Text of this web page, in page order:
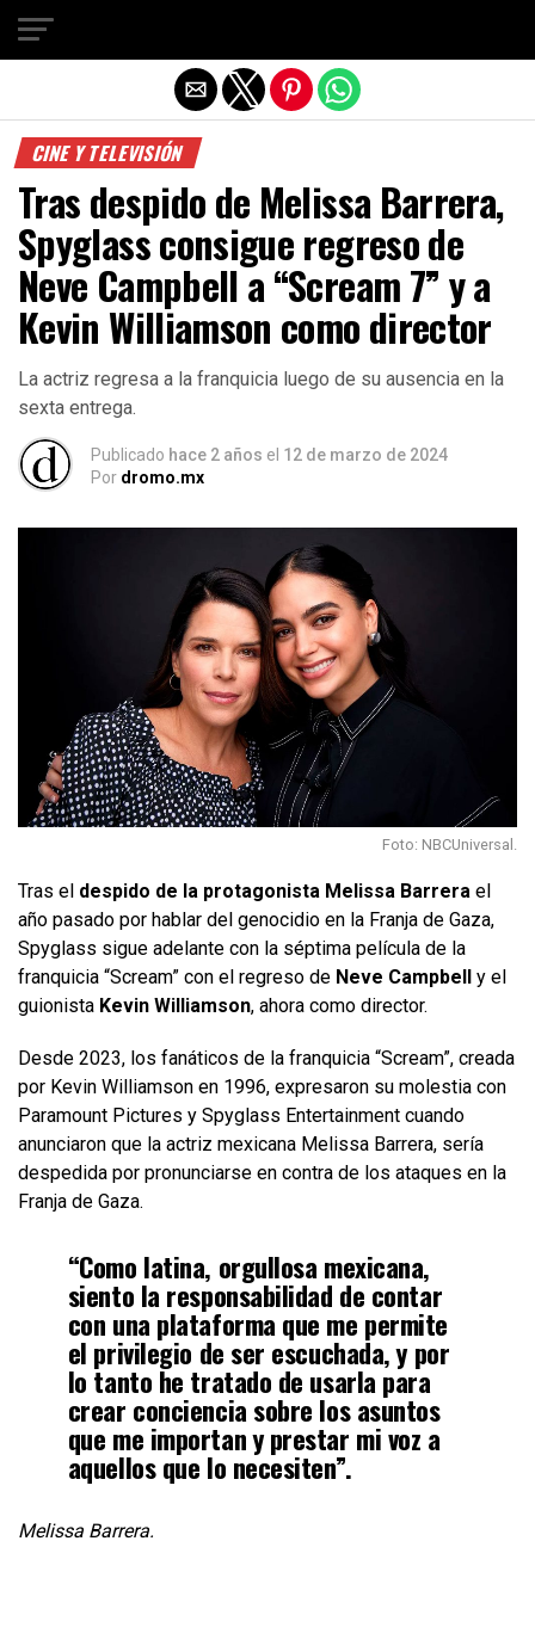
CINE Y TELEVISIÓN
Tras despido de Melissa Barrera,
Spyglass consigue regreso de
Neve Campbell a “Scream 7” y a
Kevin Williamson como director
La actriz regresa a la franquicia luego de su ausencia en la
sexta entrega.
Publicado hace 2 años el 12 de marzo de 2024
Por dromo.mx
Foto: NBCUniversal.
Tras el despido de la protagonista Melissa Barrera el
año pasado por hablar del genocidio en la Franja de Gaza,
Spyglass sigue adelante con la séptima película de la
franquicia “Scream” con el regreso de Neve Campbell y el
guionista Kevin Williamson, ahora como director.
Desde 2023, los fanáticos de la franquicia “Scream”, creada
por Kevin Williamson en 1996, expresaron su molestia con
Paramount Pictures y Spyglass Entertainment cuando
anunciaron que la actriz mexicana Melissa Barrera, sería
despedida por pronunciarse en contra de los ataques en la
Franja de Gaza.
“Como latina, orgullosa mexicana,
siento la responsabilidad de contar
con una plataforma que me permite
el privilegio de ser escuchada, y por
lo tanto he tratado de usarla para
crear conciencia sobre los asuntos
que me importan y prestar mi voz a
aquellos que lo necesiten”.
Melissa Barrera.